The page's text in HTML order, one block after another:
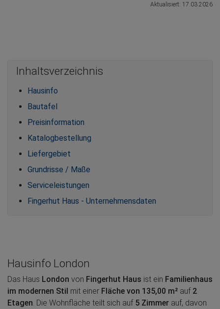
Aktualisiert: 17.03.2026
Inhaltsverzeichnis
Hausinfo
Bautafel
Preisinformation
Katalogbestellung
Liefergebiet
Grundrisse / Maße
Serviceleistungen
Fingerhut Haus - Unternehmensdaten
Hausinfo London
Das Haus London von Fingerhut Haus ist ein Familienhaus
im modernen Stil mit einer Fläche von 135,00 m² auf 2
Etagen . Die Wohnfläche teilt sich auf 5 Zimmer auf, davon